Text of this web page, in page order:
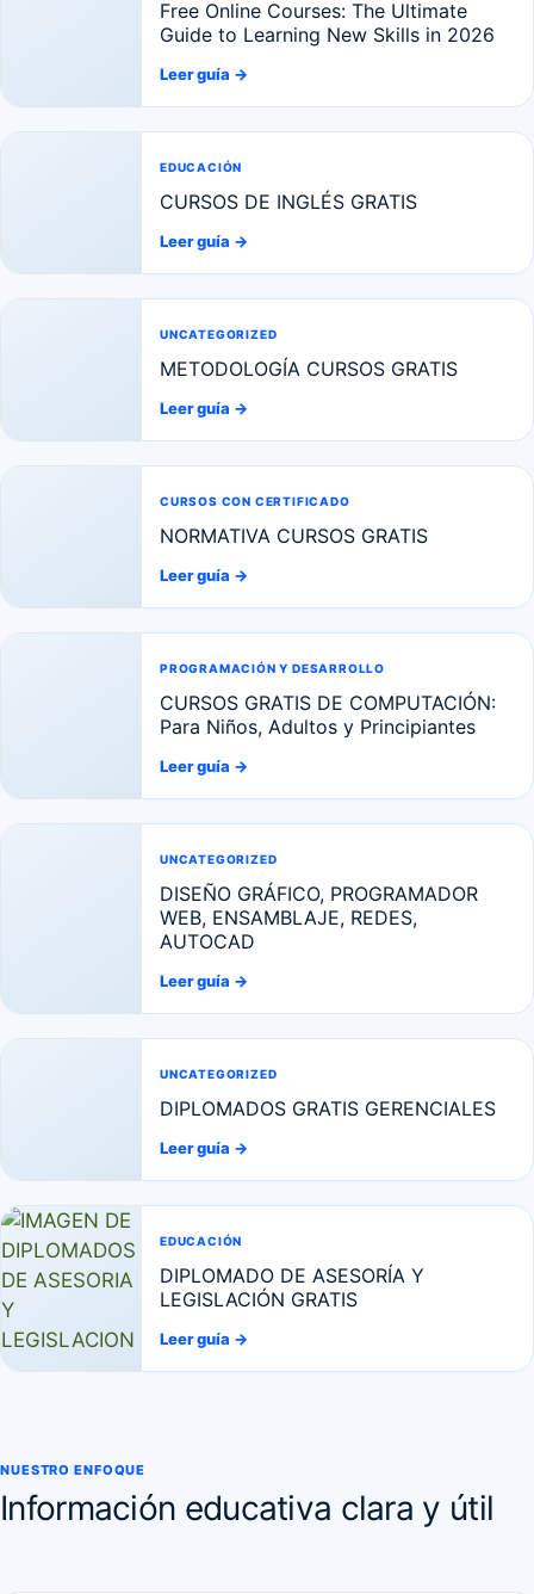
Free Online Courses: The Ultimate
Guide to Learning New Skills in 2026
Leer guía →
EDUCACIÓN
CURSOS DE INGLÉS GRATIS
Leer guía →
UNCATEGORIZED
METODOLOGÍA CURSOS GRATIS
Leer guía →
CURSOS CON CERTIFICADO
NORMATIVA CURSOS GRATIS
Leer guía →
PROGRAMACIÓN Y DESARROLLO
CURSOS GRATIS DE COMPUTACIÓN:
Para Niños, Adultos y Principiantes
Leer guía →
UNCATEGORIZED
DISEÑO GRÁFICO, PROGRAMADOR
WEB, ENSAMBLAJE, REDES,
AUTOCAD
Leer guía →
UNCATEGORIZED
DIPLOMADOS GRATIS GERENCIALES
Leer guía →
EDUCACIÓN
DIPLOMADO DE ASESORÍA Y
LEGISLACIÓN GRATIS
Leer guía →
NUESTRO ENFOQUE
Información educativa clara y útil